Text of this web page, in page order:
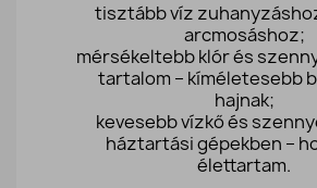
tisztább víz
arcmosáshoz;
mérsékeltebb klór és
tartalom – kíméletesebb
hajnak;
kevesebb vízkő és
háztartási gépekben –
élettartam.